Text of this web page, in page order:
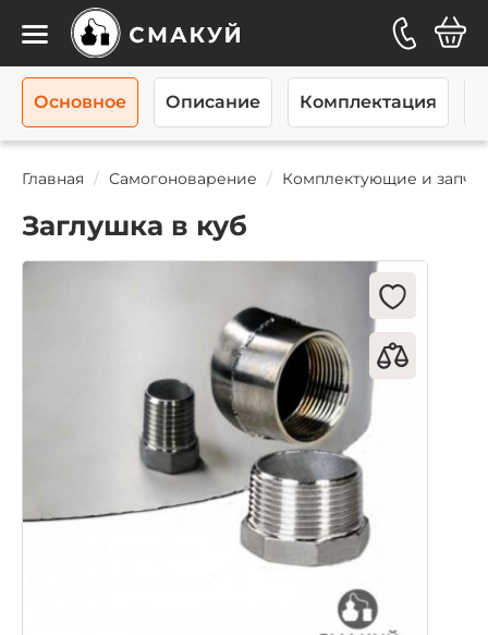
Каталог
Главная Самогоноварение Комплектующие и
Заглушка в куб
Основное Описание Комплектация